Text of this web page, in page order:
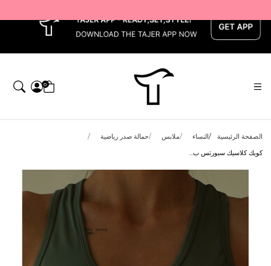
0
الصفحة الرئيسية النساء ملابس
حمالة صدر رياضية
كويك كلاسيك سبورتس ب...